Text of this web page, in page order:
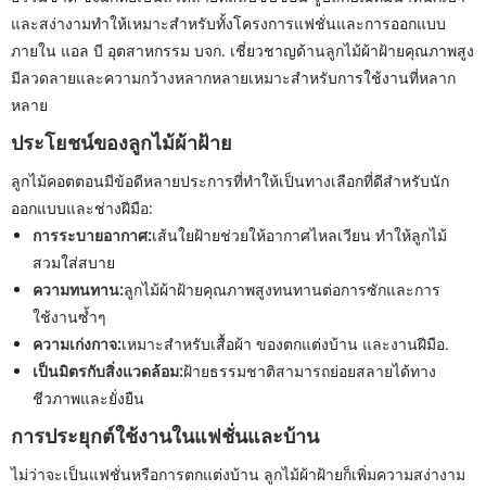
และสง่างามทำให้เหมาะสำหรับทั้งโครงการแฟชั่นและการออกแบบ
ภายใน แอล บี อุตสาหกรรม บจก. เชี่ยวชาญด้านลูกไม้ผ้าฝ้ายคุณภาพสูง
มีลวดลายและความกว้างหลากหลายเหมาะสำหรับการใช้งานที่หลาก
หลาย
ประโยชน์ของลูกไม้ผ้าฝ้าย
ลูกไม้คอตตอนมีข้อดีหลายประการที่ทำให้เป็นทางเลือกที่ดีสำหรับนัก
ออกแบบและช่างฝีมือ:
การระบายอากาศ:เส้นใยฝ้ายช่วยให้อากาศไหลเวียน ทำให้ลูกไม้
สวมใส่สบาย
ความทนทาน:ลูกไม้ผ้าฝ้ายคุณภาพสูงทนทานต่อการซักและการ
ใช้งานซ้ำๆ
ความเก่งกาจ:เหมาะสำหรับเสื้อผ้า ของตกแต่งบ้าน และงานฝีมือ.
เป็นมิตรกับสิ่งแวดล้อม:ฝ้ายธรรมชาติสามารถย่อยสลายได้ทาง
ชีวภาพและยั่งยืน
การประยุกต์ใช้งานในแฟชั่นและบ้าน
ไม่ว่าจะเป็นแฟชั่นหรือการตกแต่งบ้าน ลูกไม้ผ้าฝ้ายก็เพิ่มความสง่างาม